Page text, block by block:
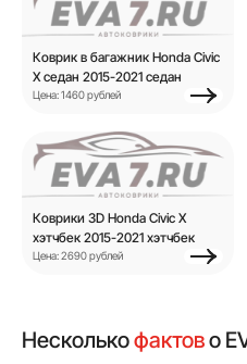
Коврик в багажник Honda Civic
X седан 2015-2021 седан
Цена: 1460 рублей
Коврики 3D Honda Civic X
хэтчбек 2015-2021 хэтчбек
Цена: 2690 рублей
Несколькофактово